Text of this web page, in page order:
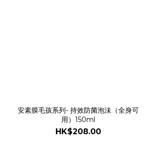
安素膜毛孩系列- 持效防菌泡沬（全身可
用）150ml
HK$208.00